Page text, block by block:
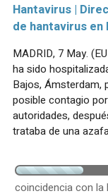
Hantavirus |
de hantavirus en
MADRID, 7 May.
ha sido
Bajos, Ámsterdam,
posible contagio
autoridades,
trataba de una
coincidencia con la